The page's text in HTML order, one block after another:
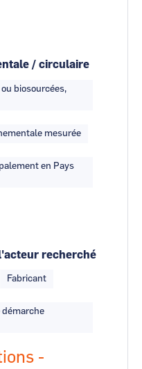
/ circulaire
biosourcées,
mesurée
en Pays
recherché
Fabricant
démarche
-